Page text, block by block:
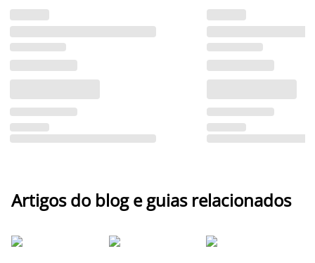
Artigos do blog e guias relacionados